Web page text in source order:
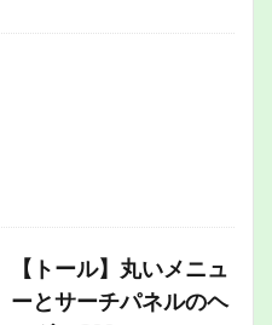
【トール】丸いメニュ
ーとサーチパネルのヘ